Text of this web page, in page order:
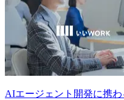
AIエージェント開発に携